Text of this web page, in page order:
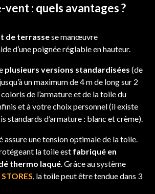
: quels avantages ?
de terrassese manœuvre
d’une poignée réglable en hauteur.
plusieurs versions standardisées (de
un maximum de 4 m de long sur 2
de l’armature et de la toile du
et à votre choix personnel (il existe
standards d’armature : blanc et crème).
assure une tension optimale de la toile.
la toile est fabriqué en
thermo laqué . Grâce au système
, la toile peut être tendue dans 3